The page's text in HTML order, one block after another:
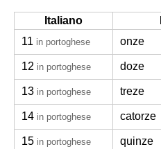
Italiano
11 in portoghese onze
12 in portoghese doze
13 in portoghese treze
14 in portoghese catorze
15 in portoghese quinze